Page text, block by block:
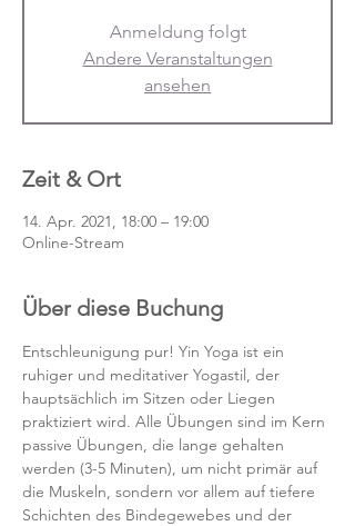
Anmeldung folgt
Andere Veranstaltungen
ansehen
Zeit & Ort
14. Apr. 2021, 18:00 – 19:00
Online-Stream
Über diese Buchung
Entschleunigung pur! Yin Yoga ist ein
ruhiger und meditativer Yogastil, der
hauptsächlich im Sitzen oder Liegen
praktiziert wird. Alle Übungen sind im Kern
passive Übungen, die lange gehalten
werden (3-5 Minuten), um nicht primär auf
die Muskeln, sondern vor allem auf tiefere
Schichten des Bindegewebes und der